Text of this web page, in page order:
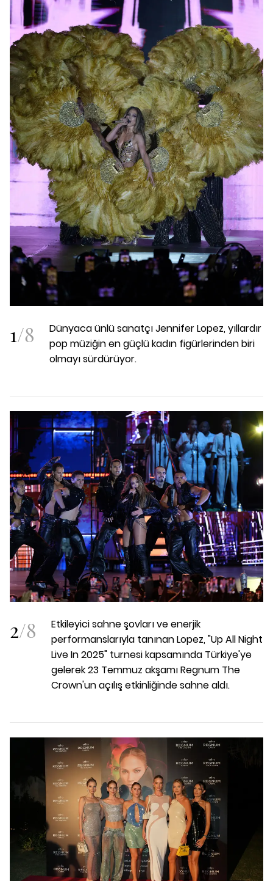
1/8
Dünyaca ünlü sanatçı Jennifer Lopez, yıllardır
pop müziğin en güçlü kadın figürlerinden biri
olmayı sürdürüyor.
2/8
Etkileyici sahne şovları ve enerjik
performanslarıyla tanınan Lopez, "Up All Night
Live In 2025" turnesi kapsamında Türkiye'ye
gelerek 23 Temmuz akşamı Regnum The
Crown'un açılış etkinliğinde sahne aldı.